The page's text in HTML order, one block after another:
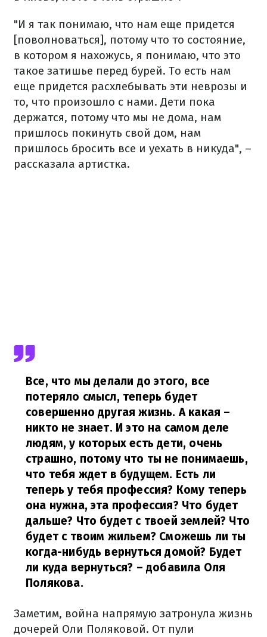
"И я так понимаю, что нам еще придется
[поволноваться], потому что то состояние,
в котором я нахожусь, я понимаю, что это
такое затишье перед бурей. То есть нам
еще придется расхлебывать эти неврозы и
то, что произошло с нами. Дети пока
держатся, потому что мы не дома, нам
пришлось покинуть свой дом, нам
пришлось бросить все и уехать в никуда", –
рассказала артистка.
Все, что мы делали до этого, все
потеряло смысл, теперь будет
совершенно другая жизнь. А какая –
никто не знает. И это на самом деле
людям, у которых есть дети, очень
страшно, потому что ты не понимаешь,
что тебя ждет в будущем. Есть ли
теперь у тебя профессия? Кому теперь
она нужна, эта профессия? Что будет
дальше? Что будет с твоей землей? Что
будет с твоим жильем? Сможешь ли ты
когда-нибудь вернуться домой? Будет
ли куда вернуться? – добавила Оля
Полякова.
Заметим, война напрямую затронула жизнь
дочерей Оли Поляковой. От пули